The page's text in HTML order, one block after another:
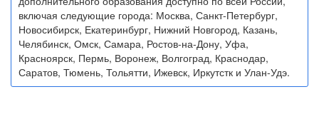
включая следующие города: Москва, Санкт-Петербург,
Новосибирск, Екатеринбург, Нижний Новгород, Казань,
Челябинск, Омск, Самара, Ростов-на-Дону, Уфа,
Красноярск, Пермь, Воронеж, Волгоград, Краснодар,
Саратов, Тюмень, Тольятти, Ижевск, Иркутстк и Улан-Удэ.